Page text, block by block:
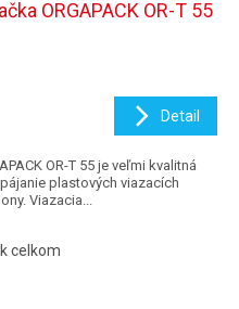
ORGAPACK OR-T 55
Detail
OR-T 55 je veľmi kvalitná
plastových viazacích
Viazacia...
celkom